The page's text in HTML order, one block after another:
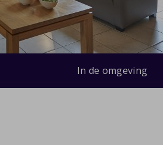
In de omgeving